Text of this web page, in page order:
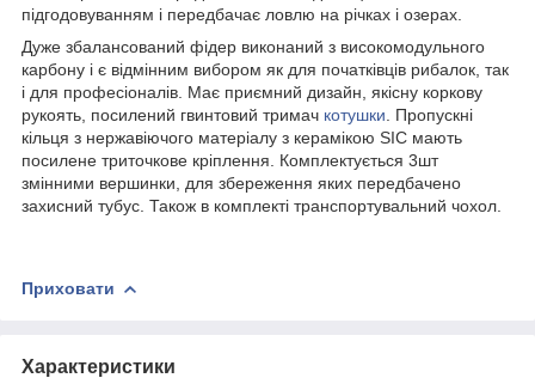
підгодовуванням і передбачає ловлю на річках і озерах.
Дуже збалансований фідер виконаний з високомодульного
карбону і є відмінним вибором як для початківців рибалок, так
і для професіоналів. Має приємний дизайн, якісну коркову
рукоять, посилений гвинтовий тримач котушки . Пропускні
кільця з нержавіючого матеріалу з керамікою SIC мають
посилене триточкове кріплення. Комплектується 3шт
змінними вершинки, для збереження яких передбачено
захисний тубус. Також в комплекті транспортувальний чохол.
Приховати
Характеристики